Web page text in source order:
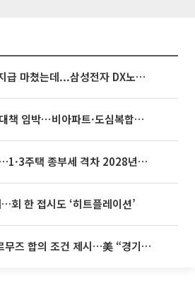
3445억 자사주 지급 마쳤는데...삼성전자 DX노조, 뒤늦은 '떼쓰기 집회'
영끌 '주택공급' 대책 임박⋯비아파트·도심복합까지 총동원
종부세 개편에도…1·3주택 종부세 격차 2028년부터 확대
회 한 접시도 ‘히트플레이션’
이란, 미국에 호르무즈 합의 조건 제시…美 “경기 아직 안 끝나” [종합]